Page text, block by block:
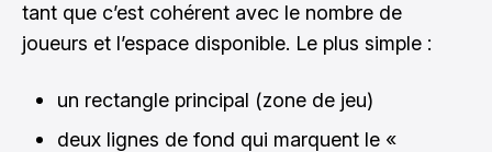
tant que c’est cohérent avec le nombre de
joueurs et l’espace disponible. Le plus simple :
un rectangle principal (zone de jeu)
deux lignes de fond qui marquent le «